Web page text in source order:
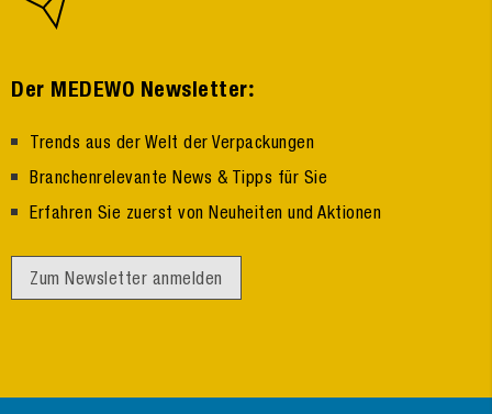
Der MEDEWO Newsletter:
Trends aus der Welt der Verpackungen
Branchenrelevante News & Tipps für Sie
Erfahren Sie zuerst von Neuheiten und Aktionen
Zum Newsletter anmelden